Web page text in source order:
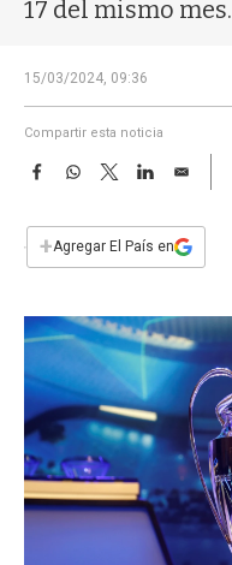
17 del mismo mes.
15/03/2024, 09:36
Compartir esta noticia
F
e
b
k
W
s
p
T
w
t
L
n
E
i
l
+Agregar El País en